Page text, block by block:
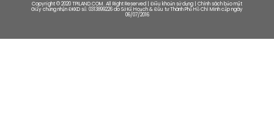
Copyright © 2020 TPILAND.COM. All Right Reserved | Điều khoản sử dụng | Chính sách bảo mật
Giấy chứng nhận ĐKKD số: 0313899226 do Sở Kế Hoạch & Đầu tư Thành Phố Hồ Chí Minh cấp ngày
06/07/2016